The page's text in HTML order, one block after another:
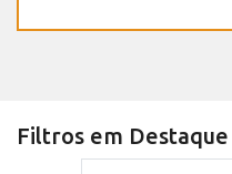
Filtros em Destaque